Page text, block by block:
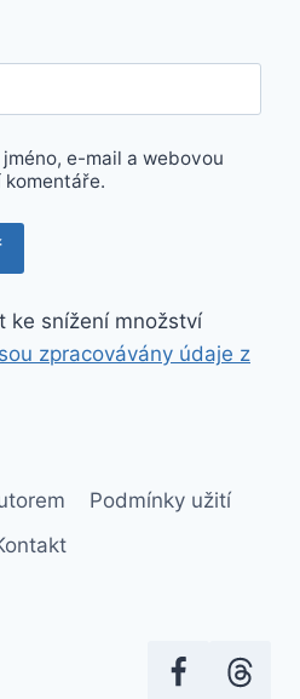
e-mail a webovou
ke snížení množství
zpracovávány údaje z
Podmínky užití